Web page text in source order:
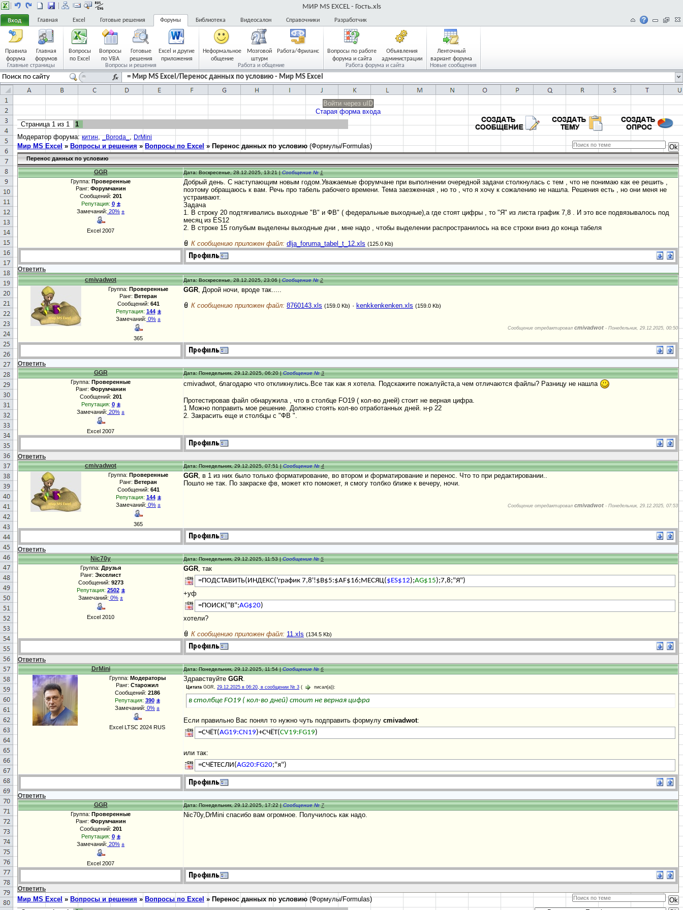
МИР MS EXCEL - Гость.xls
Главная Excel Готовые решения Форумы Библиотека Видеосалон Справочники Разработчик
Правила
форума
Главная
форумов
Главные страницы
Вопросы
по Excel
Вопросы
по VBA
Готовые
решения
Excel и другие
приложения
Вопросы и решения
Неформальное
общение
Мозговой
штурм
Работа/Фриланс
Работа и общение
Вопросы по работе
форума и сайта
Объявления
администрации
Работа форума и сайта
Ленточный
вариант форума
Новые сообщения
= Мир MS Excel/Перенос данных по условию - Мир MS Excel
Войти через uID
Старая форма входа
Страница 1 из 1
1
Модератор форума:китин,_Boroda_,DrMini
Мир MS Excel » Вопросы и решения » Вопросы по Excel » Перенос данных по условию (Формулы/Formulas)
Перенос данных по условию
GGR Дата: Воскресенье, 28.12.2025, 13:21 |Сообщение №1
Группа: Проверенные
Ранг: Форумчанин
Сообщений: 201
Репутация: 0 ±
Замечаний: 20% ±
Excel 2007
Добрый день. С наступающим новым годом.Уважаемые форумчане при выполнении очередной задачи столкнулась с тем , что не понимаю как ее решить ,
поэтому обращаюсь к вам. Речь про табель рабочего времени. Тема заезженная , но то , что я хочу к сожалению не нашла. Решения есть , но они меня не
устраивают.
Задача
1. В строку 20 подтягивались выходные "В" и ФВ" ( федеральные выходные),а где стоят цифры , то "Я" из листа график 7,8 . И это все подвязывалось под
месяц из ES12
2. В строке 15 голубым выделены выходные дни , мне надо , чтобы выделении распространилось на все строки вниз до конца табеля
К сообщению приложен файл: dlja_foruma_tabel_t_12.xls (125.0 Kb)
Ответить
cmivadwot
Дата: Воскресенье, 28.12.2025, 23:06 |Сообщение №2
Группа: Проверенные
Ранг: Ветеран
Сообщений: 641
Репутация: 144 ±
Замечаний: 0% ±
365
GGR, Дорой ночи, вроде так.....
К сообщению приложен файл: 8760143.xls (159.0 Kb) · kenkkenkenken.xls (159.0 Kb)
Сообщение отредактировал cmivadwot - Понедельник, 29.12.2025, 00:50
Ответить
GGR
Дата: Понедельник, 29.12.2025, 06:20 |Сообщение №3
Группа: Проверенные
Ранг: Форумчанин
Сообщений: 201
Репутация: 0 ±
Замечаний: 20% ±
Excel 2007
cmivadwot, благодарю что откликнулись.Все так как я хотела. Подскажите пожалуйста,а чем отличаются файлы? Разницу не нашла
Протестировав файл обнаружила , что в столбце FO19 ( кол-во дней) стоит не верная цифра.
1 Можно поправить мое решение. Должно стоять кол-во отработанных дней. н-р 22
2. Закрасить еще и столбцы с "ФВ ".
Ответить
cmivadwot
Дата: Понедельник, 29.12.2025, 07:51 |Сообщение №4
Группа: Проверенные
Ранг: Ветеран
Сообщений: 641
Репутация: 144 ±
Замечаний: 0% ±
365
GGR, в 1 из них было только форматирование, во втором и форматирование и перенос. Что то при редактировании..
Пошло не так. По закраске фв, может кто поможет, я смогу толбко ближе к вечеру, ночи.
Сообщение отредактировал cmivadwot - Понедельник, 29.12.2025, 07:53
Ответить
Nic70y
Дата: Понедельник, 29.12.2025, 11:53 |Сообщение №5
Группа: Друзья
Ранг: Экселист
Сообщений: 9273
Репутация: 2502 ±
Замечаний: 0% ±
Excel 2010
GGR, так
=ПОДСТАВИТЬ(ИНДЕКС('график 7,8'!$B$5:$AF$16;МЕСЯЦ($ES$12);AG$15);7,8;"Я")
+уф
=ПОИСК("В";AG$20)
хотели?
К сообщению приложен файл: 11.xls (134.5 Kb)
Ответить
DrMini
Дата: Понедельник, 29.12.2025, 11:54 |Сообщение №6
Группа: Модераторы
Ранг: Старожил
Сообщений: 2186
Репутация: 390 ±
Замечаний: 0% ±
Excel LTSC 2024 RUS
Здравствуйте GGR.
Цитата GGR, 29.12.2025 в 06:20, в сообщении № 3 ( писал(а)):
в столбце FO19 ( кол-во дней) стоит не верная цифра
Если правильно Вас понял то нужно чуть подправить формулу cmivadwot:
=СЧЁТ(AG19:CN19)+СЧЁТ(CV19:FG19)
или так:
=СЧЁТЕСЛИ(AG20:FG20;"я")
Ответить
GGR
Дата: Понедельник, 29.12.2025, 17:22 |Сообщение №7
Группа: Проверенные
Ранг: Форумчанин
Сообщений: 201
Репутация: 0 ±
Замечаний: 20% ±
Excel 2007
Nic70y,DrMini спасибо вам огромное. Получилось как надо.
Ответить
Мир MS Excel » Вопросы и решения » Вопросы по Excel » Перенос данных по условию (Формулы/Formulas)